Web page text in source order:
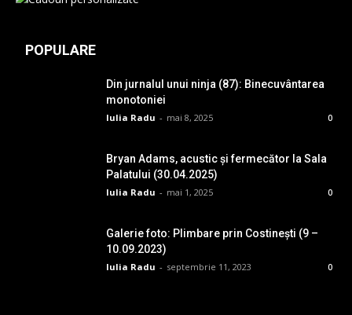
POPULARE
Din jurnalul unui ninja (87): Binecuvântarea
monotoniei
Iulia Radu - mai 8, 2025 0
Bryan Adams, acustic și fermecător la Sala
Palatului (30.04.2025)
Iulia Radu - mai 1, 2025 0
Galerie foto: Plimbare prin Costinești (9 –
10.09.2023)
Iulia Radu - septembrie 11, 2023 0